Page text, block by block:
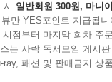
시 일반회원 300원, 마니
만 YES포인트 지급됩니
점부터 마지막 회차 주
는 사락 독서모임 게시
ray, 패션 및 판매금지 상